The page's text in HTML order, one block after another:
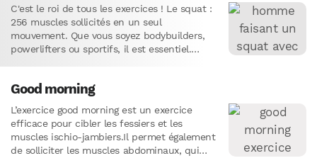
C'est le roi de tous les exercices ! Le squat :
256 muscles sollicités en un seul
mouvement. Que vous soyez bodybuilders,
powerlifters ou sportifs, il est essentiel.
article pour booster vos performances !
Good morning
L’exercice good morning est un exercice
efficace pour cibler les fessiers et les
muscles ischio-jambiers.Il permet également
de solliciter les muscles abdominaux, qui